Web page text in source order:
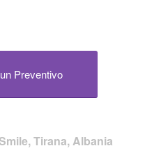
Preventivo
Tirana, Albania